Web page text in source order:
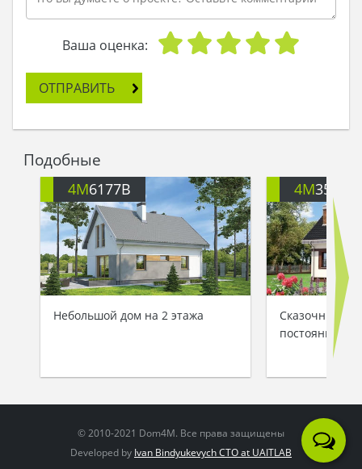
Ваша оценка:
ОТПРАВИТЬ
Подобные
4M6177B
Небольшой дом на 2 этажа
4M3596
Сказочный
постоянного
© 2010-2021 Dom4M. Все права защищены
Developed by Ivan Bindyukevych CTO at UAITLAB